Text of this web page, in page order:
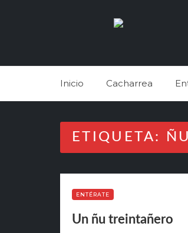
Inicio Cacharrea
ETIQUETA: ÑU
ENTÉRATE
Un ñu treintañero